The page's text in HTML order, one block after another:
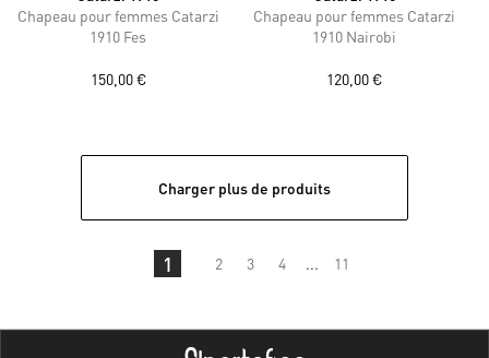
Chapeau pour femmes Catarzi
1910 Fes
150,00 €
Chapeau pour femmes Catarzi
1910 Nairobi
120,00 €
Charger plus de produits
1 2 3 4 ... 11